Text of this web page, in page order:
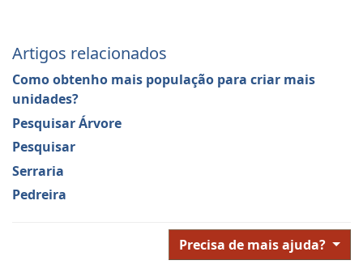
Artigos relacionados
Como obtenho mais população para criar mais
unidades?
Pesquisar Árvore
Pesquisar
Serraria
Pedreira
Precisa de mais ajuda?